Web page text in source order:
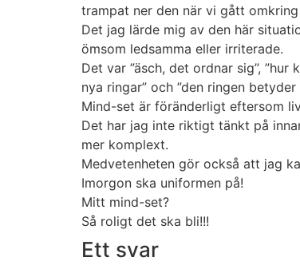
trampat ner den när vi gått
Det jag lärde mig av den här
ömsom ledsamma eller irriterade.
Det var ”äsch, det ordnar sig”,
nya ringar” och ”den ringen
Mind-set är föränderligt eftersom
Det har jag inte riktigt tänkt på
mer komplext.
Medvetenheten gör också att jag
Imorgon ska uniformen på!
Mitt mind-set?
Så roligt det ska bli!!!
Ett svar